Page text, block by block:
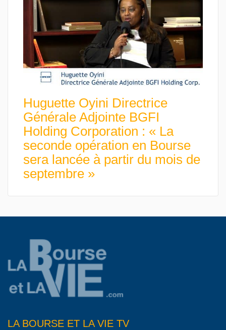
Huguette Oyini Directrice
Générale Adjointe BGFI
Holding Corporation : « La
seconde opération en Bourse
sera lancée à partir du mois de
septembre »
LA BOURSE ET LA VIE TV